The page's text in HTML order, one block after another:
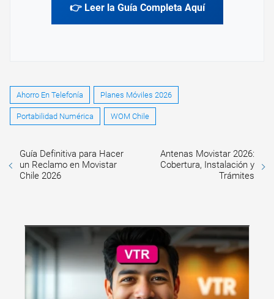
👉 Leer la Guía Completa Aquí
Ahorro En Telefonía Planes Móviles 2026
Portabilidad Numérica WOM Chile
Guía Definitiva para Hacer
un Reclamo en Movistar
Chile 2026
Antenas Movistar 2026:
Cobertura, Instalación y
Trámites